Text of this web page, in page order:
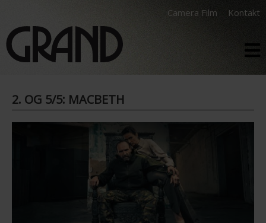
Camera Film Kontakt
2. OG 5/5: MACBETH